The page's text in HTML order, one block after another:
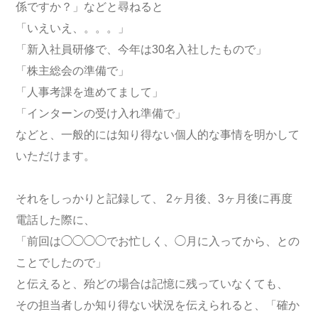
係ですか？」などと尋ねると
「いえいえ、。。。」
「新入社員研修で、今年は30名入社したもので」
「株主総会の準備で」
「人事考課を進めてまして」
「インターンの受け入れ準備で」
などと、一般的には知り得ない個人的な事情を明かして
いただけます。
それをしっかりと記録して、 2ヶ月後、3ヶ月後に再度
電話した際に、
「前回は◯◯◯◯でお忙しく、◯月に入ってから、との
ことでしたので」
と伝えると、殆どの場合は記憶に残っていなくても、
その担当者しか知り得ない状況を伝えられると、「確か